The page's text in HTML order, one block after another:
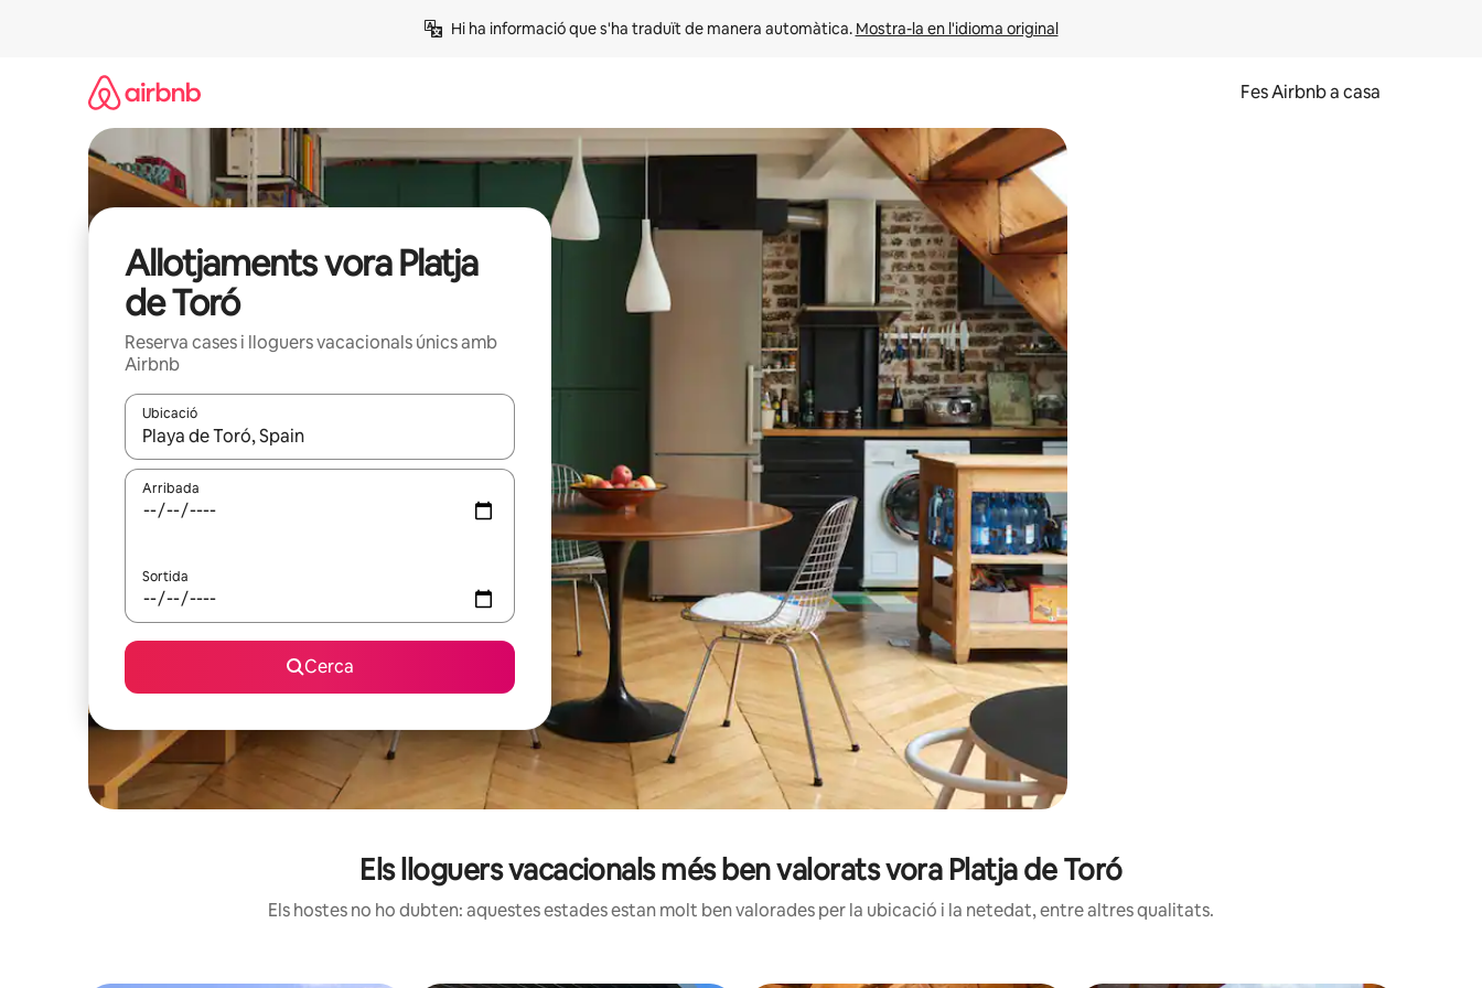
Hi ha informació que s'ha traduït de manera automàtica. Mostra-la en l'idioma original
Fes Airbnb a casa
Allotjaments vora Platja
de Toró
Reserva cases i lloguers vacacionals únics amb
Airbnb
Ubicació
Quan els resultats estiguin disponibles, podràs navegar-hi a través de les tecles de les fletxes (amunt i avall), o bé fent un toc a la pantalla o fent-hi lliscar el dit.
Arribada
Sortida
Cerca
Els lloguers vacacionals més ben valorats vora Platja de Toró
Els hostes no ho dubten: aquestes estades estan molt ben valorades per la ubicació i la netedat, entre altres qualitats.